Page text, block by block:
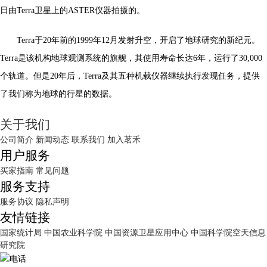
日由Terra卫星上的ASTER仪器拍摄的。
Terra于20年前的1999年12月发射升空，开启了地球研究的新纪元。
Terra是该机构地球观测系统的旗舰，其使用寿命长达6年，运行了30,000
个轨道。但是20年后，Terra及其五种机载仪器继续执行发现任务，提供
了我们称为地球的行星的数据。
关于我们
公司简介 新闻动态 联系我们 加入茗禾
用户服务
买家指南 常见问题
服务支持
服务协议 隐私声明
友情链接
国家统计局 中国农业科学院 中国资源卫星应用中心 中国科学院空天信息
研究院